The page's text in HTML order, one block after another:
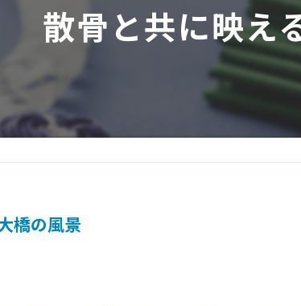
散骨と共に映え
橋の風景